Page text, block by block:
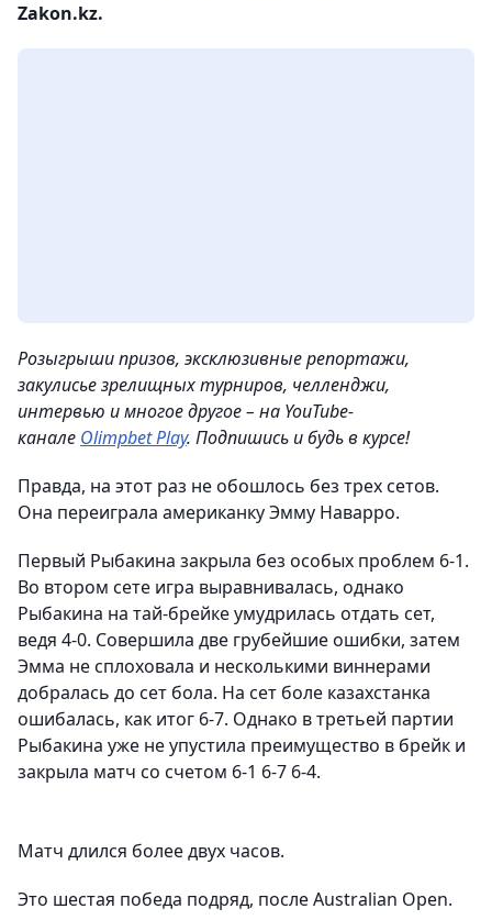
Zakon.kz.
Розыгрыши призов, эксклюзивные репортажи,
закулисье зрелищных турниров, челленджи,
интервью и многое другое – на YouTube-
канале Olimpbet Play. Подпишись и будь в курсе!
Правда, на этот раз не обошлось без трех сетов.
Она переиграла американку Эмму Наварро.
Первый Рыбакина закрыла без особых проблем 6-1.
Во втором сете игра выравнивалась, однако
Рыбакина на тай-брейке умудрилась отдать сет,
ведя 4-0. Совершила две грубейшие ошибки, затем
Эмма не сплоховала и несколькими виннерами
добралась до сет бола. На сет боле казахстанка
ошибалась, как итог 6-7. Однако в третьей партии
Рыбакина уже не упустила преимущество в брейк и
закрыла матч со счетом 6-1 6-7 6-4.
Матч длился более двух часов.
Это шестая победа подряд, после Australian Open.